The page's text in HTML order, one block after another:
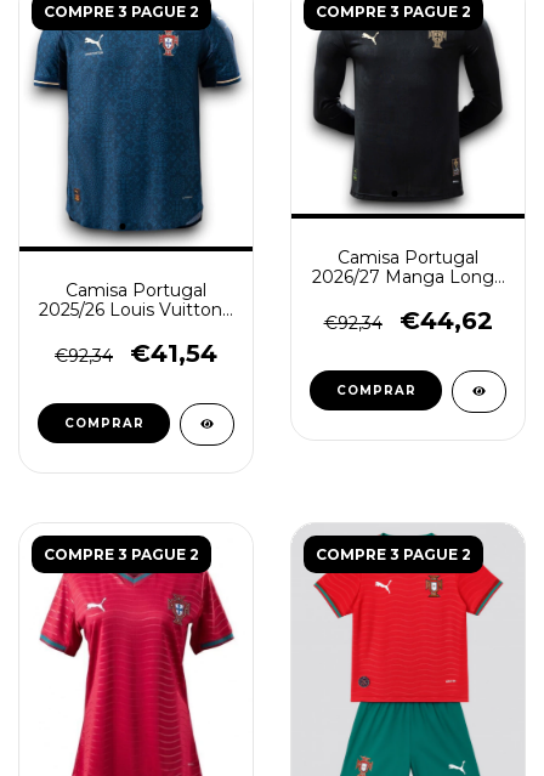
COMPRE 3 PAGUE 2
Camisa Portugal
2025/26 Louis Vuitton -
Azul Preta
€92,34 €41,54
COMPRAR
COMPRE 3 PAGUE 2
Camisa Portugal
2026/27 Manga Longa
Preta
€92,34 €44,62
COMPRAR
COMPRE 3 PAGUE 2 COMPRE 3 PAGUE 2